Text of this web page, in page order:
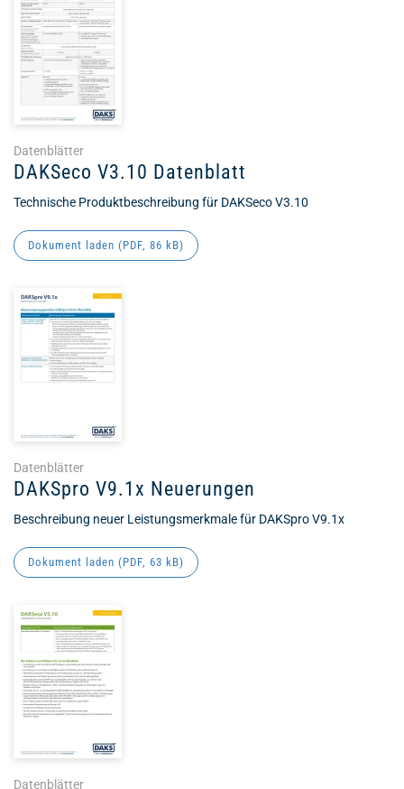
Datenblätter
DAKSeco V3.10 Datenblatt
Technische Produktbeschreibung für DAKSeco V3.10
Dokument laden (PDF, 86 kB)
Datenblätter
DAKSpro V9.1x Neuerungen
Beschreibung neuer Leistungsmerkmale für DAKSpro V9.1x
Dokument laden (PDF, 63 kB)
Datenblätter